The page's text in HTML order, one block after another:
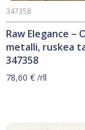
Raw Elegance –
metalli, ruskea
347358
347358
78,60 € /rll